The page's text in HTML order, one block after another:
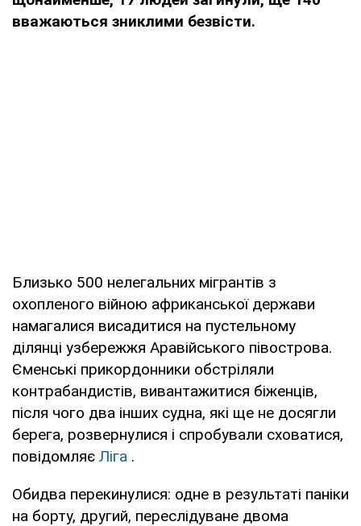
вважаються зниклими безвісти.
Близько 500 нелегальних мігрантів з
охопленого війною африканської держави
намагалися висадитися на пустельному
ділянці узбережжя Аравійського півострова.
Єменські прикордонники обстріляли
контрабандистів, вивантажитися біженців,
після чого два інших судна, які ще не досягли
берега, розвернулися і спробували сховатися,
повідомляє Ліга .
Обидва перекинулися: одне в результаті паніки
на борту, другий, переслідуване двома